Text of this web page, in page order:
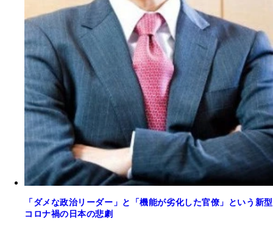
「ダメな政治リーダー」と「機能が劣化した官僚」という新型
コロナ禍の日本の悲劇